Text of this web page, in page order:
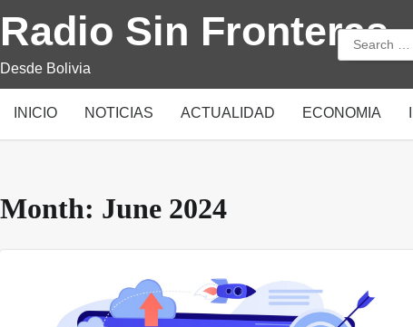
to
Radio Sin Fronteras
Desde Bolivia
Search
for:
INICIO NOTICIAS ACTUALIDAD ECONOMIA
Month: June 2024